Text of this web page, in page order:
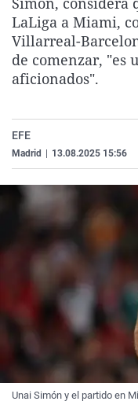
LaLiga a Miami,
Villarreal-
de comenzar, "es
aficionados".
EFE
Madrid 13.08.2025 15:56
Unai Simón y el partido en